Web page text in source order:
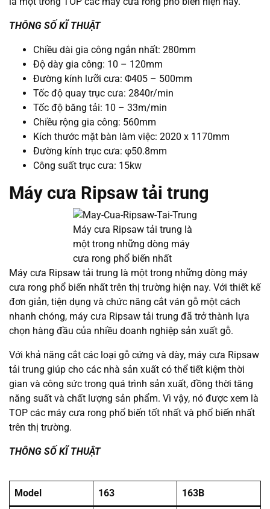
THÔNG SỐ KĨ THUẬT
Chiều dài gia công ngắn nhất: 280mm
Độ dày gia công: 10 – 120mm
Đường kính lưỡi cưa: Φ405 – 500mm
Tốc độ quay trục cưa: 2840r/min
Tốc độ băng tải: 10 – 33m/min
Chiều rộng gia công: 560mm
Kích thước mặt bàn làm việc: 2020 x 1170mm
Đường kính trục cưa: φ50.8mm
Công suất trục cưa: 15kw
Máy cưa Ripsaw tải trung
Máy cưa Ripsaw tải trung là
một trong những dòng máy
cưa rong phổ biến nhất
Máy cưa Ripsaw tải trung là một trong những dòng máy
cưa rong phổ biến nhất trên thị trường hiện nay. Với thiết kế
đơn giản, tiện dụng và chức năng cắt ván gỗ một cách
nhanh chóng, máy cưa Ripsaw tải trung đã trở thành lựa
chọn hàng đầu của nhiều doanh nghiệp sản xuất gỗ.
Với khả năng cắt các loại gỗ cứng và dày, máy cưa Ripsaw
tải trung giúp cho các nhà sản xuất có thể tiết kiệm thời
gian và công sức trong quá trình sản xuất, đồng thời tăng
năng suất và chất lượng sản phẩm. Vì vậy, nó được xem là
TOP các máy cưa rong phổ biến tốt nhất và phổ biến nhất
trên thị trường.
THÔNG SỐ KĨ THUẬT
Model 163 163B